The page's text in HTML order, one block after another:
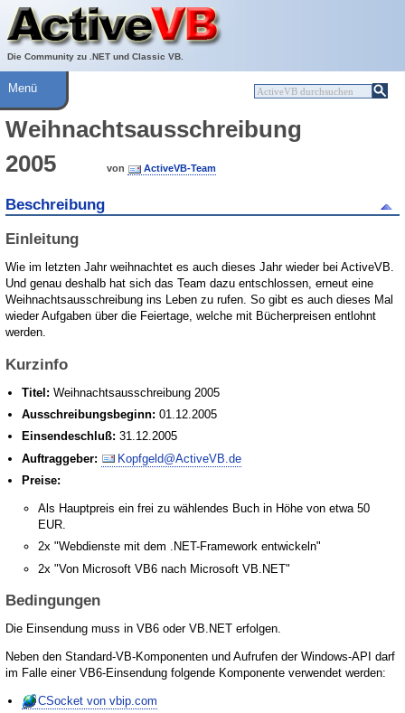
Die Community zu .NET und Classic VB.
Über ActiveVB
Hilfe
Menü
Weihnachtsausschreibung
2005
von ActiveVB-Team
Beschreibung
Einleitung
Wie im letzten Jahr weihnachtet es auch dieses Jahr wieder bei ActiveVB.
Und genau deshalb hat sich das Team dazu entschlossen, erneut eine
Weihnachtsausschreibung ins Leben zu rufen. So gibt es auch dieses Mal
wieder Aufgaben über die Feiertage, welche mit Bücherpreisen entlohnt
werden.
Kurzinfo
Titel: Weihnachtsausschreibung 2005
Ausschreibungsbeginn: 01.12.2005
Einsendeschluß: 31.12.2005
Auftraggeber:
Kopfgeld@ActiveVB.de
Preise:
Als Hauptpreis ein frei zu wählendes Buch in Höhe von etwa 50
EUR.
2x "Webdienste mit dem .NET-Framework entwickeln"
2x "Von Microsoft VB6 nach Microsoft VB.NET"
Bedingungen
Die Einsendung muss in VB6 oder VB.NET erfolgen.
Neben den Standard-VB-Komponenten und Aufrufen der Windows-API darf
im Falle einer VB6-Einsendung folgende Komponente verwendet werden:
CSocket von vbip.com